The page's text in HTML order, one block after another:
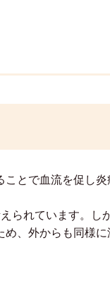
とで血流を促し
られています。し
、外からも同様